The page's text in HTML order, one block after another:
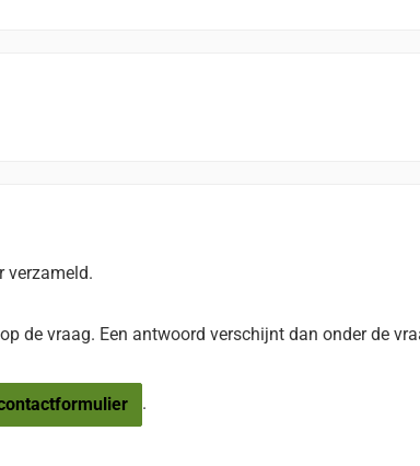
verzameld.
de vraag. Een antwoord verschijnt dan onder de
.